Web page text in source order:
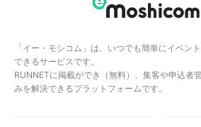
「イー・モシコム」は、いつでも簡単にイベン
できるサービスです。
RUNNETに掲載ができ（無料）、集客や申込者
みを解決できるプラットフォームです。